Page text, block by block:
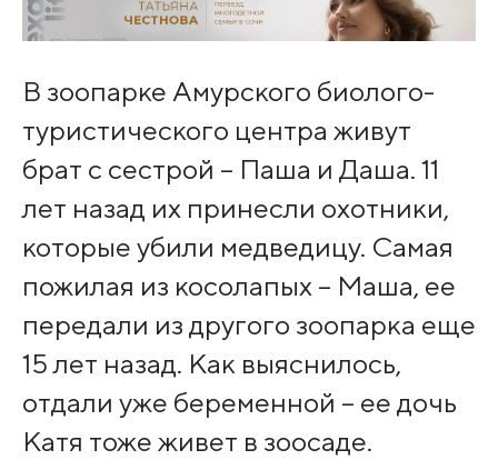
В зоопарке Амурского биолого-
туристического центра живут
брат с сестрой – Паша и Даша. 11
лет назад их принесли охотники,
которые убили медведицу. Самая
пожилая из косолапых – Маша, ее
передали из другого зоопарка еще
15 лет назад. Как выяснилось,
отдали уже беременной – ее дочь
Катя тоже живет в зоосаде.